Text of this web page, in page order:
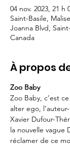
04 nov. 2023, 21 h
Saint-Basile,
Joanna Blvd,
Canada
À propos
Zoo Baby
Zoo Baby, c’est
alter ego,
Xavier Dufour-
la nouvelle vague
réclamer de ce